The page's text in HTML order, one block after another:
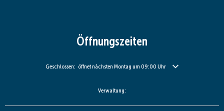
Öffnungszeiten
Klicken, um weitere Öffnungs- oder Schließzeiten auszublenden
Geschlossen: öffnet nächsten Montag um 09:00 Uhr
Verwaltung: